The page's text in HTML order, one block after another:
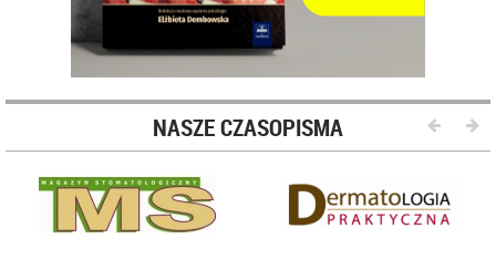
NASZE CZASOPISMA